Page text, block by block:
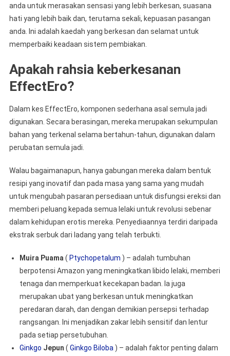
anda untuk merasakan sensasi yang lebih berkesan, suasana
hati yang lebih baik dan, terutama sekali, kepuasan pasangan
anda. Ini adalah kaedah yang berkesan dan selamat untuk
memperbaiki keadaan sistem pembiakan.
Apakah rahsia keberkesanan
EffectEro?
Dalam kes EffectEro, komponen sederhana asal semula jadi
digunakan. Secara berasingan, mereka merupakan sekumpulan
bahan yang terkenal selama bertahun-tahun, digunakan dalam
perubatan semula jadi.
Walau bagaimanapun, hanya gabungan mereka dalam bentuk
resipi yang inovatif dan pada masa yang sama yang mudah
untuk mengubah pasaran persediaan untuk disfungsi ereksi dan
memberi peluang kepada semua lelaki untuk revolusi sebenar
dalam kehidupan erotis mereka. Penyediaannya terdiri daripada
ekstrak serbuk dari ladang yang telah terbukti.
Muira Puama ( Ptychopetalum ) – adalah tumbuhan
berpotensi Amazon yang meningkatkan libido lelaki, memberi
tenaga dan memperkuat kecekapan badan. Ia juga
merupakan ubat yang berkesan untuk meningkatkan
peredaran darah, dan dengan demikian persepsi terhadap
rangsangan. Ini menjadikan zakar lebih sensitif dan lentur
pada setiap persetubuhan.
Ginkgo Jepun ( Ginkgo Biloba ) – adalah faktor penting dalam